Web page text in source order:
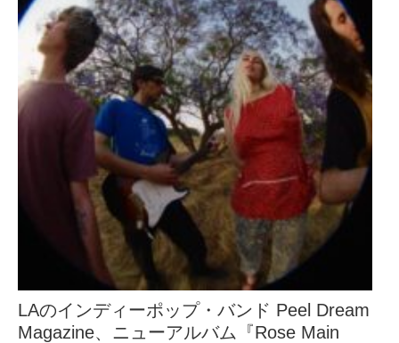
LAのインディーポップ・バンド Peel Dream
Magazine、ニューアルバム『Rose Main